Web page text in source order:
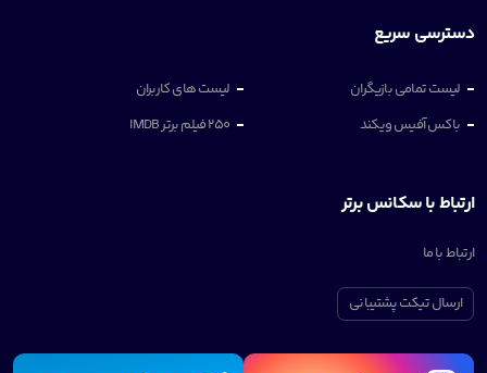
دسترسی سریع
لیست تمامی بازیگران
لیست های کاربران
باکس آفیس ویکند
250 فیلم برتر IMDB
ارتباط با سکانس برتر
ارتباط با ما
ارسال تیکت پشتیبانی